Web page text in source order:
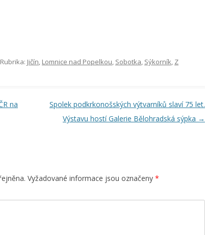
Jičín, Lomnice nad Popelkou, Sobotka, Sýkorník, Z
na
Spolek podkrkonošských výtvarníků slaví 75 let.
Výstavu hostí Galerie Bělohradská sýpka →
Vyžadované informace jsou označeny *